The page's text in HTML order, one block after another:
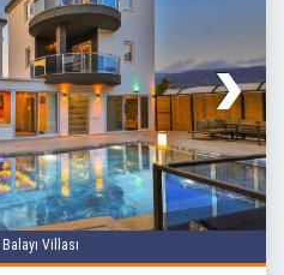
4 Kişi Beğen
Villası